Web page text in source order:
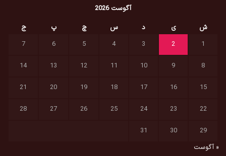
آگوست 2026
ش
ی د س چ پ
ج
1
2
3
4
5
6
7
8
9
10
11
12
13
14
15
16
17
18
19
20
21
22
23
24
25
26
27
28
29
30
31
« آگوست